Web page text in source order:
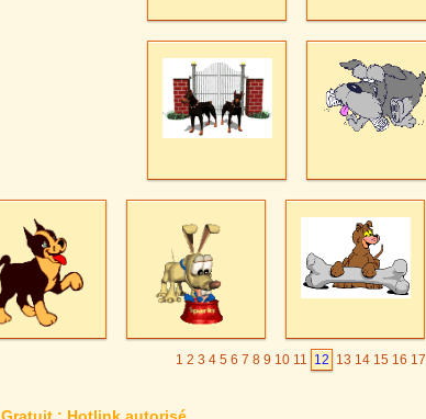
1 2 3 4 5 6 7 8 9 10 11 12 13 14 15 16 17